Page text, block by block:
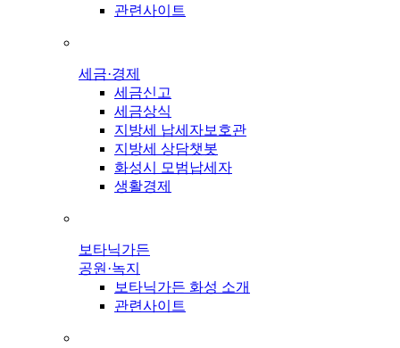
관련사이트
세금·경제
세금신고
세금상식
지방세 납세자보호관
지방세 상담챗봇
화성시 모범납세자
생활경제
보타닉가든
공원·녹지
보타닉가든 화성 소개
관련사이트